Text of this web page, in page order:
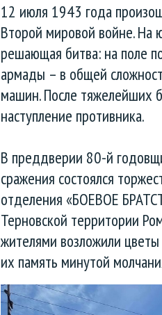
12 июля 1943 года
Второй мировой войне. На
решающая битва: на поле
армады – в общей
машин. После тяжелейших
наступление противника.
В преддверии 80-й
сражения состоялся
отделения «БОЕВОЕ
Терновской территории
жителями возложили
их память минутой